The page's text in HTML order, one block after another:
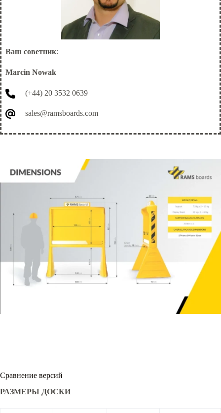
Ваш советник:
Marcin Nowak
(+44) 20 3532 0639
sales@ramsboards.com
Сравнение версий
РАЗМЕРЫ ДОСКИ